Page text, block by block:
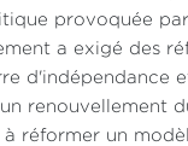
provoquée
a exigé des
d'indépendance
renouvellement
réformer un